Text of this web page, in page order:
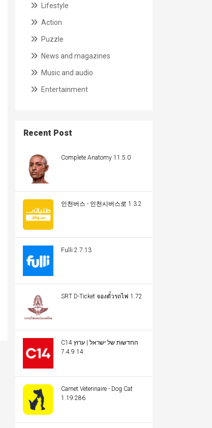
Lifestyle
Action
Puzzle
News and magazines
Music and audio
Entertainment
Recent Post
Complete Anatomy 11.5.0
인천버스 - 인천시버스로 1.3.2
Fulli 2.7.13
SRT D-Ticket จองตั๋วรถไฟ 1.72
C14 החדשות של ישראל | ערוץ
14 7.4.9
Carnet Veterinaire - Dog Cat
1.19.286